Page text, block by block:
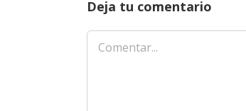
Deja tu comentario
Comentar